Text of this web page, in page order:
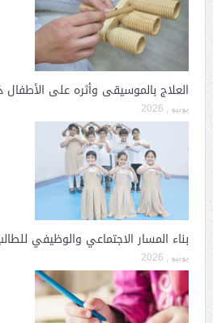
العلاج بالموسيقى وأثره على
يونيو , 2026
بناء المسار الاجتماعي والوظيفي
يونيو , 2026